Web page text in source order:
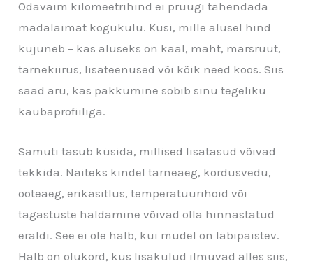
Odavaim kilomeetrihind ei pruugi tähendada
madalaimat kogukulu. Küsi, mille alusel hind
kujuneb – kas aluseks on kaal, maht, marsruut,
tarnekiirus, lisateenused või kõik need koos. Siis
saad aru, kas pakkumine sobib sinu tegeliku
kaubaprofiiliga.
Samuti tasub küsida, millised lisatasud võivad
tekkida. Näiteks kindel tarneaeg, kordusvedu,
ooteaeg, erikäsitlus, temperatuurihoid või
tagastuste haldamine võivad olla hinnastatud
eraldi. See ei ole halb, kui mudel on läbipaistev.
Halb on olukord, kus lisakulud ilmuvad alles siis,